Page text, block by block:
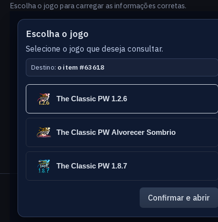
Escolha o jogo para carregar as informações corretas.
Escolha o jogo
Selecione o jogo que deseja consultar.
Destino: o item #63618
Versão
banco
Idioma
The Classic PW 1.2.6
The Classic PW Alvorecer Sombrio
The Classic PW 1.8.7
Confirmar e abrir
- PW Database